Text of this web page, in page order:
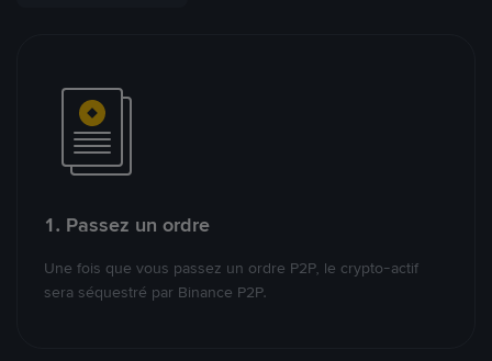
1. Passez un ordre
Une fois que vous passez un ordre P2P, le crypto-actif
sera séquestré par Binance P2P.